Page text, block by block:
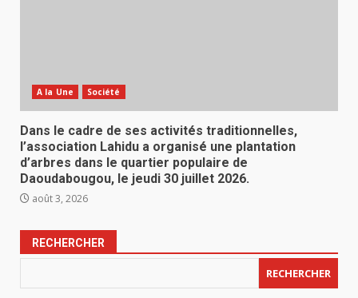
A la Une Société
Dans le cadre de ses activités traditionnelles,
l’association Lahidu a organisé une plantation
d’arbres dans le quartier populaire de
Daoudabougou, le jeudi 30 juillet 2026.
août 3, 2026
RECHERCHER
RECHERCHER